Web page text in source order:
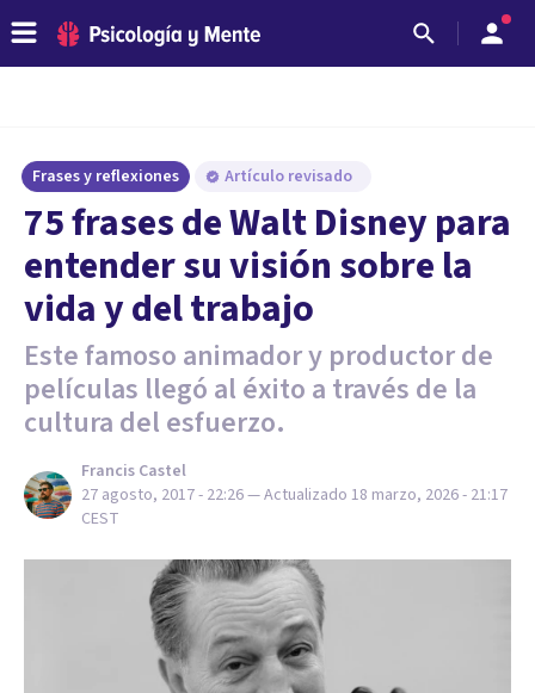
Frases y reflexiones Artículo revisado
75 frases de Walt Disney para
entender su visión sobre la
vida y del trabajo
Este famoso animador y productor de
películas llegó al éxito a través de la
cultura del esfuerzo.
Francis Castel
27 agosto, 2017 - 22:26— Actualizado 18 marzo, 2026 - 21:17
CEST